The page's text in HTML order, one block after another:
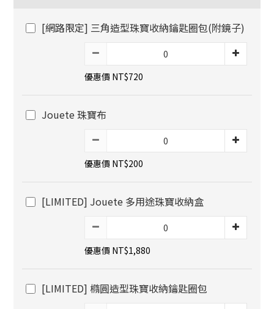
[網路限定] 三角造型珠寶收納鑰匙圈包(附鏡子)
優惠價 NT$720
Jouete 珠寶布
優惠價 NT$200
[LIMITED] Jouete 多用途珠寶收納盒
優惠價 NT$1,880
[LIMITED] 橢圓造型珠寶收納鑰匙圈包